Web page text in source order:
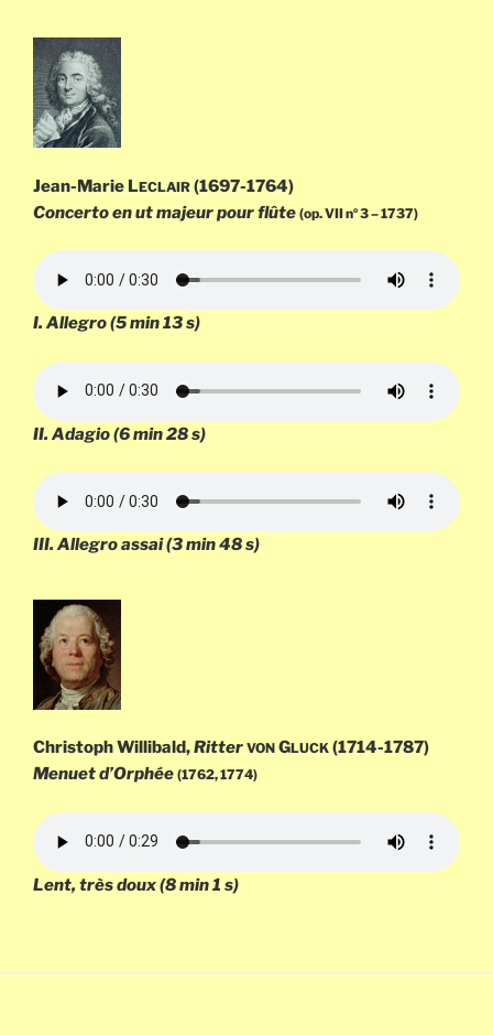
Jean-Marie LECLAIR (1697-1764)
Concerto en ut majeur pour flûte (op. VII no 3 – 1737)
I. Allegro(5 min 13 s)
II. Adagio(6 min 28 s)
III. Allegro assai(3 min 48 s)
Christoph Willibald,Ritter VON GLUCK (1714-1787)
Menuet d’Orphée (1762, 1774)
Lent, très doux(8 min 1 s)